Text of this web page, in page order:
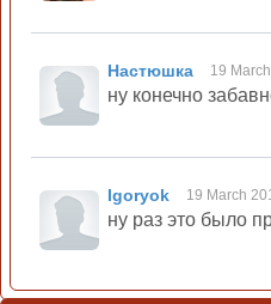
Настюшка 19
ну конечно
Igoryok 19 March
ну раз это было